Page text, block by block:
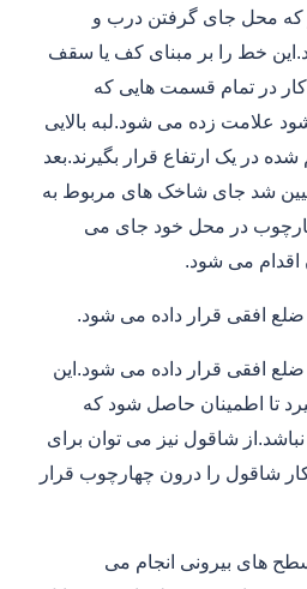
که محل جای گرفتن درب و
خط را بر مبنای کف یا سقف
در تمام قسمت هایی که
علامت زده می شود.لبه بالایی
در یک ارتفاع قرار بگیرند.بعد
شد جای شاخک های مربوط به
در محل خود جای می
اقدام می شود.
ضلع افقی قرار داده می شود.
ضلع افقی قرار داده می شود.این
تا اطمینان حاصل شود که
شاقول نیز می توان برای
کار شاقول را درون چهارچوب قرار
های بیرونی انجام می